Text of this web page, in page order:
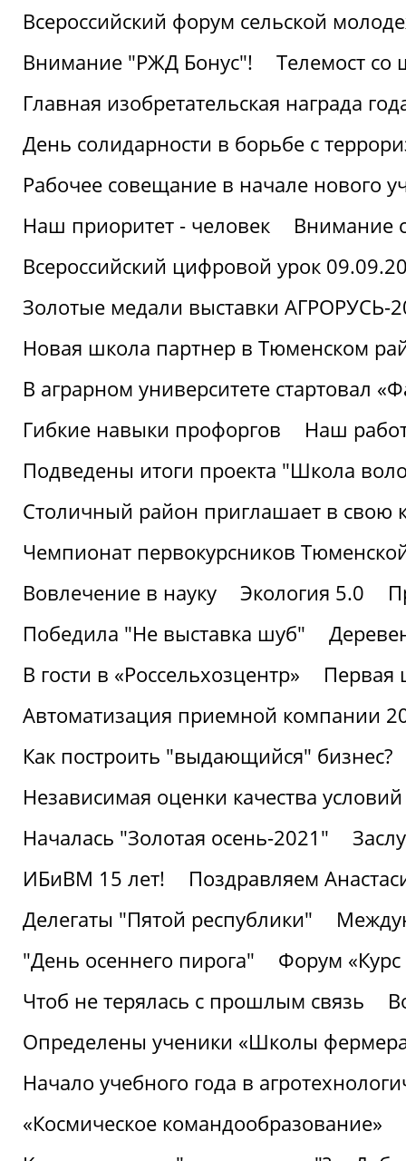
Всероссийский форум сельской
Внимание "РЖД Бонус"!
Телемост
Главная изобретательская награда
День солидарности в борьбе с
Рабочее совещание в начале нового
Наш приоритет - человек
Внимание
Всероссийский цифровой урок
Золотые медали выставки АГРОРУСЬ-
Новая школа партнер в Тюменском
В аграрном университете стартовал
Гибкие навыки профоргов
Наш
Подведены итоги проекта "Школа
Столичный район приглашает в свою
Чемпионат первокурсников
Вовлечение в науку
Экология 5.0
Победила "Не выставка шуб"
В гости в «Россельхозцентр»
Первая
Автоматизация приемной компании
Как построить "выдающийся" бизнес?
Независимая оценки качества
Началась "Золотая осень-2021"
ИБиВМ 15 лет!
Поздравляем
Делегаты "Пятой республики"
"День осеннего пирога"
Форум «Курс
Чтоб не терялась с прошлым связь
Определены ученики «Школы
Начало учебного года в
«Космическое командообразование»